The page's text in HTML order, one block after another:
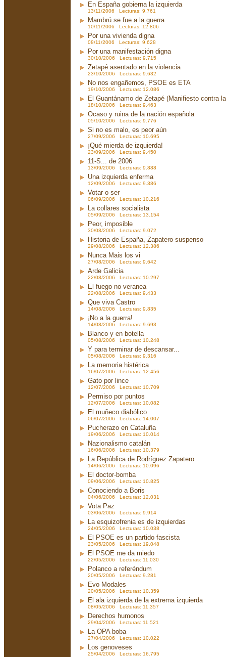
En España gobierna la izquierda
13/11/2006 Lecturas: 9.761
Mambrú se fue a la guerra
10/11/2006 Lecturas: 12.806
Por una vivienda digna
08/11/2006 Lecturas: 9.628
Por una manifestación digna
30/10/2006 Lecturas: 9.715
Zetapé asentado en la violencia
23/10/2006 Lecturas: 9.632
No nos engañemos, PSOE es ETA
19/10/2006 Lecturas: 12.086
El Guantánamo de Zetapé (Manifiesto contra
18/10/2006 Lecturas: 9.463
Ocaso y ruina de la nación española
05/10/2006 Lecturas: 9.776
Si no es malo, es peor aún
27/09/2006 Lecturas: 10.695
¡Qué mierda de izquierda!
23/09/2006 Lecturas: 9.450
11-S... de 2006
13/09/2006 Lecturas: 9.888
Una izquierda enferma
12/09/2006 Lecturas: 9.386
Votar o ser
06/09/2006 Lecturas: 10.216
La collares socialista
05/09/2006 Lecturas: 13.154
Peor, imposible
30/08/2006 Lecturas: 9.072
Historia de España, Zapatero suspenso
29/08/2006 Lecturas: 12.386
Nunca Mais los vi
27/08/2006 Lecturas: 9.642
Arde Galicia
22/08/2006 Lecturas: 10.297
El fuego no veranea
22/08/2006 Lecturas: 9.433
Que viva Castro
14/08/2006 Lecturas: 9.835
¡No a la guerra!
14/08/2006 Lecturas: 9.693
Blanco y en botella
05/08/2006 Lecturas: 10.248
Y para terminar de descansar...
05/08/2006 Lecturas: 9.316
La memoria histérica
16/07/2006 Lecturas: 12.456
Gato por lince
12/07/2006 Lecturas: 10.709
Permiso por puntos
12/07/2006 Lecturas: 10.082
El muñeco diabólico
06/07/2006 Lecturas: 14.007
Pucherazo en Cataluña
19/06/2006 Lecturas: 10.014
Nazionalismo catalán
16/06/2006 Lecturas: 10.379
La República de Rodríguez Zapatero
14/06/2006 Lecturas: 10.096
El doctor-bomba
09/06/2006 Lecturas: 10.825
Conociendo a Boris
04/06/2006 Lecturas: 12.031
Vota Paz
03/06/2006 Lecturas: 9.914
La esquizofrenia es de izquierdas
24/05/2006 Lecturas: 10.038
El PSOE es un partido fascista
23/05/2006 Lecturas: 19.048
El PSOE me da miedo
22/05/2006 Lecturas: 11.030
Polanco a referéndum
20/05/2006 Lecturas: 9.281
Evo Modales
20/05/2006 Lecturas: 10.359
El ala izquierda de la extrema izquierda
08/05/2006 Lecturas: 11.357
Derechos humonos
29/04/2006 Lecturas: 11.521
La OPA boba
27/04/2006 Lecturas: 10.022
Los genoveses
25/04/2006 Lecturas: 16.795